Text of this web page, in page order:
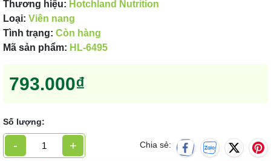
Thương hiệu: Hotchland Nutrition
Loại: Viên nang
Tình trạng: Còn hàng
Mã sản phẩm: HL-6495
793.000₫
Số lượng:
- + Chia sẻ: